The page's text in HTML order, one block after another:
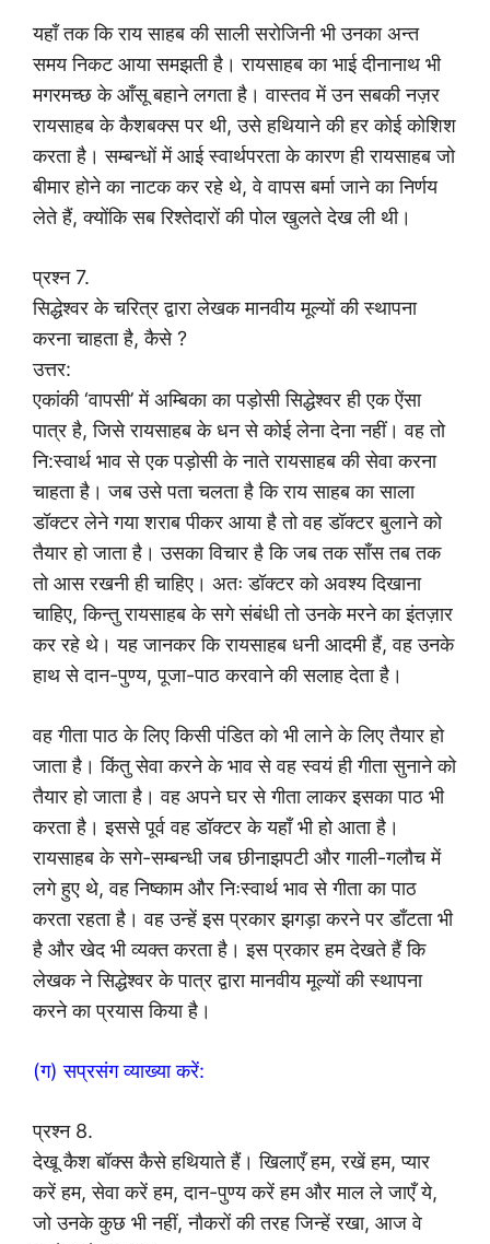
यहाँ तक कि राय साहब की साली सरोजिनी भी उनका अन्त
समय निकट आया समझती है। रायसाहब का भाई दीनानाथ भी
मगरमच्छ के आँसू बहाने लगता है। वास्तव में उन सबकी नज़र
रायसाहब के कैशबक्स पर थी, उसे हथियाने की हर कोई कोशिश
करता है। सम्बन्धों में आई स्वार्थपरता के कारण ही रायसाहब जो
बीमार होने का नाटक कर रहे थे, वे वापस बर्मा जाने का निर्णय
लेते हैं, क्योंकि सब रिश्तेदारों की पोल खुलते देख ली थी।
प्रश्न 7.
सिद्धेश्वर के चरित्र द्वारा लेखक मानवीय मूल्यों की स्थापना
करना चाहता है, कैसे ?
उत्तर:
एकांकी ‘वापसी’ में अम्बिका का पड़ोसी सिद्धेश्वर ही एक ऐंसा
पात्र है, जिसे रायसाहब के धन से कोई लेना देना नहीं। वह तो
नि:स्वार्थ भाव से एक पड़ोसी के नाते रायसाहब की सेवा करना
चाहता है। जब उसे पता चलता है कि राय साहब का साला
डॉक्टर लेने गया शराब पीकर आया है तो वह डॉक्टर बुलाने को
तैयार हो जाता है। उसका विचार है कि जब तक साँस तब तक
तो आस रखनी ही चाहिए। अतः डॉक्टर को अवश्य दिखाना
चाहिए, किन्तु रायसाहब के सगे संबंधी तो उनके मरने का इंतज़ार
कर रहे थे। यह जानकर कि रायसाहब धनी आदमी हैं, वह उनके
हाथ से दान-पुण्य, पूजा-पाठ करवाने की सलाह देता है।
वह गीता पाठ के लिए किसी पंडित को भी लाने के लिए तैयार हो
जाता है। किंतु सेवा करने के भाव से वह स्वयं ही गीता सुनाने को
तैयार हो जाता है। वह अपने घर से गीता लाकर इसका पाठ भी
करता है। इससे पूर्व वह डॉक्टर के यहाँ भी हो आता है।
रायसाहब के सगे-सम्बन्धी जब छीनाझपटी और गाली-गलौच में
लगे हुए थे, वह निष्काम और निःस्वार्थ भाव से गीता का पाठ
करता रहता है। वह उन्हें इस प्रकार झगड़ा करने पर डाँटता भी
है और खेद भी व्यक्त करता है। इस प्रकार हम देखते हैं कि
लेखक ने सिद्धेश्वर के पात्र द्वारा मानवीय मूल्यों की स्थापना
करने का प्रयास किया है।
(ग) सप्रसंग व्याख्या करें:
प्रश्न 8.
देखू कैश बॉक्स कैसे हथियाते हैं। खिलाएँ हम, रखें हम, प्यार
करें हम, सेवा करें हम, दान-पुण्य करें हम और माल ले जाएँ ये,
जो उनके कुछ भी नहीं, नौकरों की तरह जिन्हें रखा, आज वे